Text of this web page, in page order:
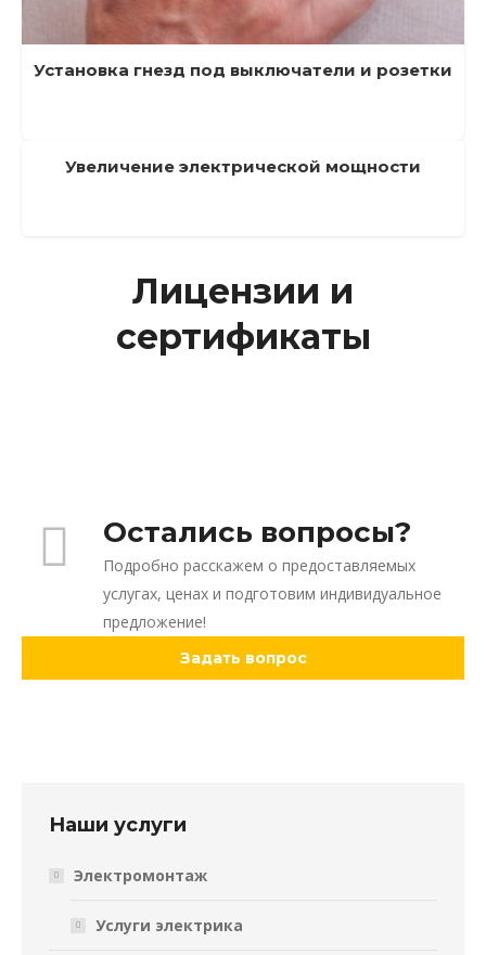
Установка гнезд под выключатели и розетки
Увеличение электрической мощности
Лицензии и
сертификаты
Остались вопросы?
Подробно расскажем о предоставляемых
услугах, ценах и подготовим индивидуальное
предложение!
Задать вопрос
Наши услуги
Электромонтаж
Услуги электрика